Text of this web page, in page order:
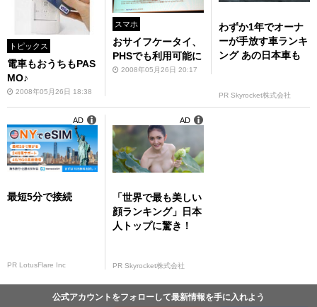
トピックス
電車もおうちもPAS
MO♪
2008年05月26日 18:38
スマホ
おサイフケータイ、
PHSでも利用可能に
2008年05月26日 20:17
わずか1年でオーナ
ーが手放す車ランキ
ング あの日本車も
PR Skyrocket株式会社
最短5分で接続
PR LotusFlare Inc
AD
「世界で最も美しい
顔ランキング」日本
人トップに驚き！
PR Skyrocket株式会社
AD
公式アカウントをフォローして最新情報を手に入れよう